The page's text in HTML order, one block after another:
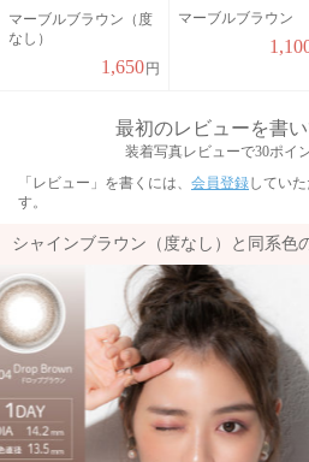
マーブルブラウン（度
なし）
1,650 円
マーブルブラウン
最初のレビューを書
装着写真レビューで30ポイ
「レビュー」を書くには、 会員登録していた
す。
シャインブラウン（度なし）と同系色